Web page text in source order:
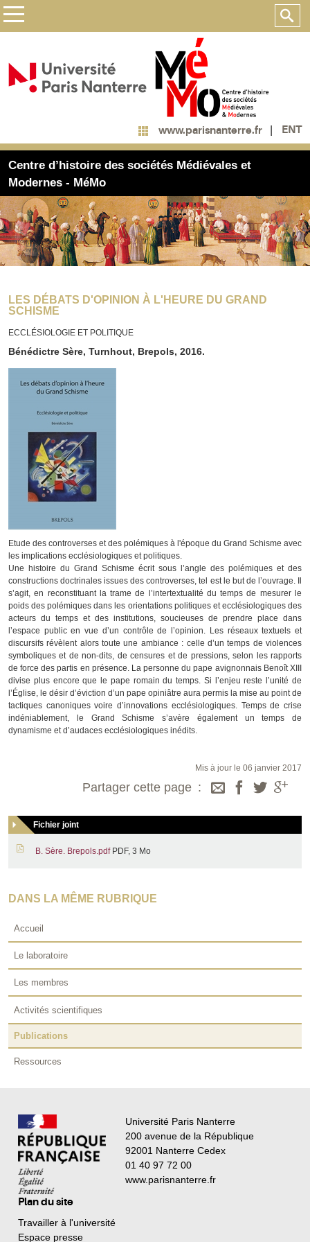
www.parisnanterre.fr ENT
Centre d’histoire des sociétés Médiévales et
Modernes - MéMo
LES DÉBATS D'OPINION À L'HEURE DU GRAND
SCHISME
ECCLÉSIOLOGIE ET POLITIQUE
Bénédictre Sère, Turnhout, Brepols, 2016.
Etude des controverses et des polémiques à l'époque du Grand Schisme avec
les implications ecclésiologiques et politiques.
Une histoire du Grand Schisme écrit sous l’angle des polémiques et des
constructions doctrinales issues des controverses, tel est le but de l’ouvrage. Il
s’agit, en reconstituant la trame de l’intertextualité du temps de mesurer le
poids des polémiques dans les orientations politiques et ecclésiologiques des
acteurs du temps et des institutions, soucieuses de prendre place dans
l’espace public en vue d’un contrôle de l’opinion. Les réseaux textuels et
discursifs révèlent alors toute une ambiance : celle d’un temps de violences
symboliques et de non-dits, de censures et de pressions, selon les rapports
de force des partis en présence. La personne du pape avignonnais Benoît XIII
divise plus encore que le pape romain du temps. Si l’enjeu reste l’unité de
l’Église, le désir d’éviction d’un pape opiniâtre aura permis la mise au point de
tactiques canoniques voire d’innovations ecclésiologiques. Temps de crise
indéniablement, le Grand Schisme s’avère également un temps de
dynamisme et d’audaces ecclésiologiques inédits.
Mis à jour le 06 janvier 2017
Partager cette page
Fichier joint
B. Sère. Brepols.pdf PDF, 3 Mo
DANS LA MÊME RUBRIQUE
Accueil
Le laboratoire
Les membres
Activités scientifiques
Publications
Ressources
Université Paris Nanterre
200 avenue de la République
92001 Nanterre Cedex
01 40 97 72 00
www.parisnanterre.fr
Plan du site
Travailler à l'université
Espace presse